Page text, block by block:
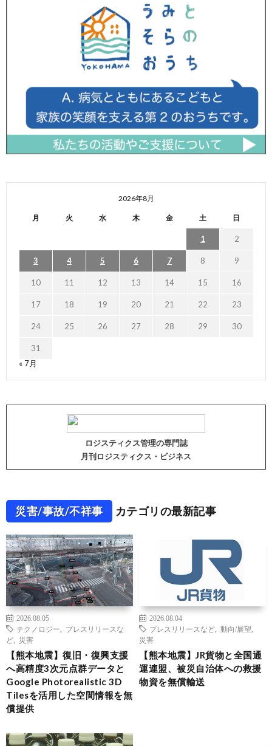
2026年8月
月 火 水 木 金 土 日
1 2
3 4 5 6 7 8 9
10 11 12 13 14 15 16
17 18 19 20 21 22 23
24 25 26 27 28 29 30
31
« 7月
ロジスティクス管理の専門誌
月刊ロジスティクス・ビジネス
災害/事故/不祥事 カテゴリの最新記事
2026.08.05
テクノロジー
プレスリリースな
ど
災害
【熊本地震】復旧・復興支援
へ高精度3次元点群データと
Google Photorealistic 3D
Tilesを活用した空間情報を無
償提供
2026.08.04
プレスリリースなど
動向/展望
災害
【熊本地震】JR貨物と全国通
運連盟、被災自治体への救援
物資を無償輸送